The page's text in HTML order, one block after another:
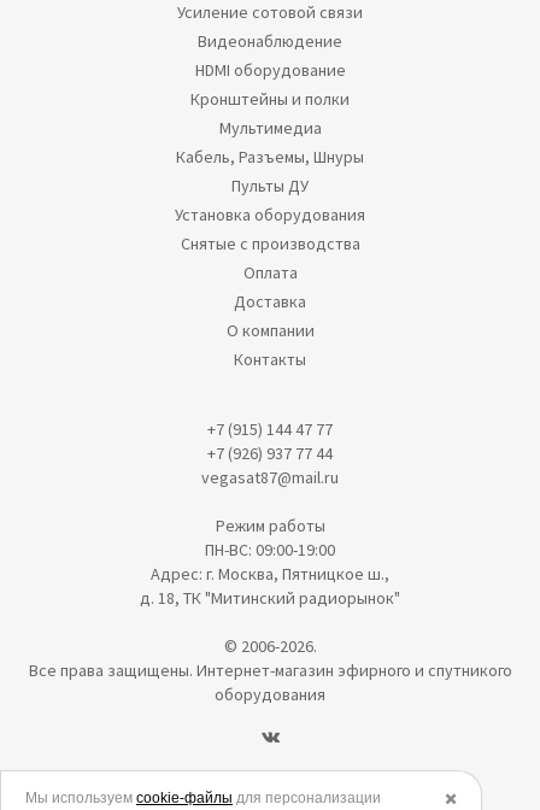
Усиление сотовой связи
Видеонаблюдение
HDMI оборудование
Кронштейны и полки
Мультимедиа
Кабель, Разъемы, Шнуры
Пульты ДУ
Установка оборудования
Снятые с производства
Оплата
Доставка
О компании
Контакты
+7 (915) 144 47 77
+7 (926) 937 77 44
vegasat87@mail.ru
Режим работы
ПН-ВС: 09:00-19:00
Адрес: г. Москва, Пятницкое ш.,
д. 18, ТК "Митинский радиорынок"
© 2006-2026.
Все права защищены. Интернет-магазин эфирного и спутникого
оборудования
Политика в отношении обработки персональных данных ✖️
Мы используем cookie-файлы для персонализации